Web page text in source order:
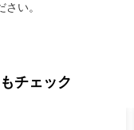
い。
チェック